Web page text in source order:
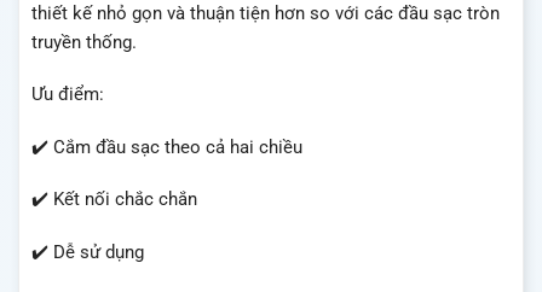
thiết kế nhỏ gọn và thuận tiện hơn so với các đầu sạc tròn
truyền thống.
Ưu điểm:
✔️ Cắm đầu sạc theo cả hai chiều
✔️ Kết nối chắc chắn
✔️ Dễ sử dụng